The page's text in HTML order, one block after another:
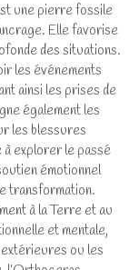
une pierre fossile
Elle favorise
des situations.
les événements
ainsi les prises de
également les
les blessures
à explorer le passé
émotionnel
transformation.
à la Terre et au
et mentale,
ou les